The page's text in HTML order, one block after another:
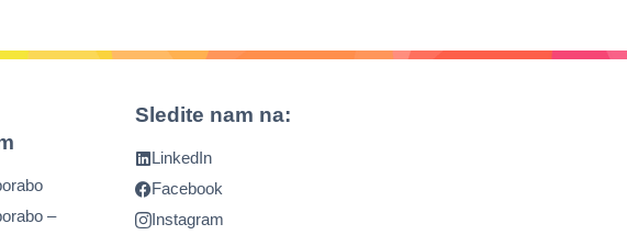
–
Sledite nam na:
LinkedIn
Facebook
Instagram